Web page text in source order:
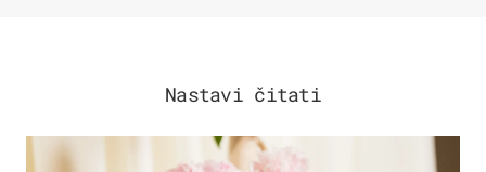
Nastavi čitati
MODA & LJEPOTA